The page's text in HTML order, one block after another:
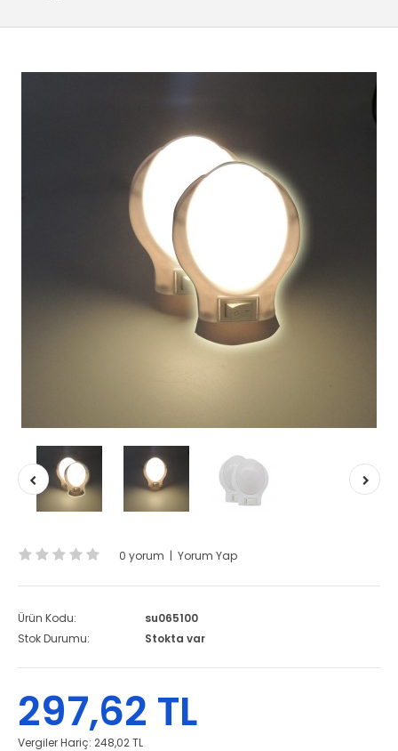
0 yorum | Yorum Yap
Ürün Kodu:
su065100
Stok Durumu:
Stokta var
297,62 TL
Vergiler Hariç: 248,02 TL